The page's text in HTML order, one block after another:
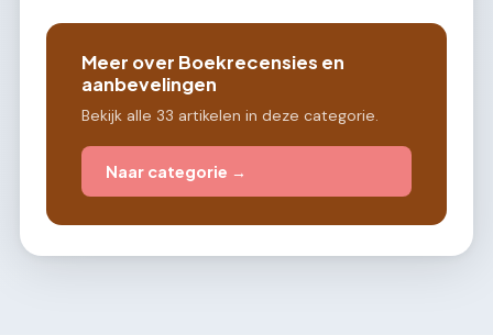
Meer over Boekrecensies en
aanbevelingen
Bekijk alle 33 artikelen in deze categorie.
Naar categorie →